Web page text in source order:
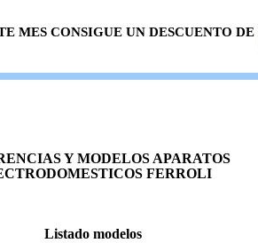
MES CONSIGUE UN DESCUENTO DE
Y MODELOS APARATOS
FERROLI
Listado modelos